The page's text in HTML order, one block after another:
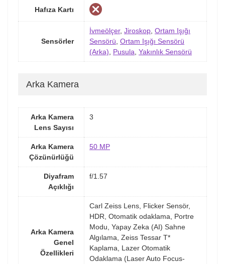
Hafıza Kartı
Sensörler
İvmeölçer, Jiroskop Ortam Işığı
Sensörü Ortam Işığı Sensörü
(Arka)
Pusula Yakınlık Sensörü
Arka Kamera
Arka Kamera
Lens Sayısı
3
Arka Kamera
Çözünürlüğü
50 MP
Diyafram
Açıklığı
f/1.57
Arka Kamera
Genel
Özellikleri
Carl Zeiss Lens, Flicker Sensör,
HDR, Otomatik odaklama, Portre
Modu, Yapay Zeka (AI) Sahne
Algılama, Zeiss Tessar T*
Kaplama, Lazer Otomatik
Odaklama (Laser Auto Focus-